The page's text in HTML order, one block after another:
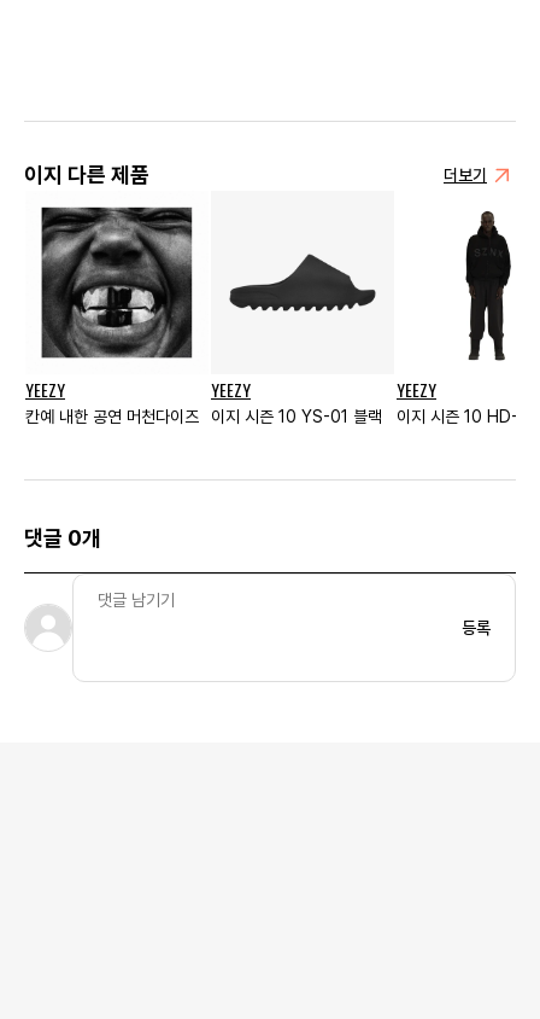
이지 다른 제품 더보기
YEEZY
칸예 내한 공연 머천다이즈
YEEZY
이지 시즌 10 YS-01 블랙
YEEZY
이지 시즌 10 HD-10
댓글 0개
등록